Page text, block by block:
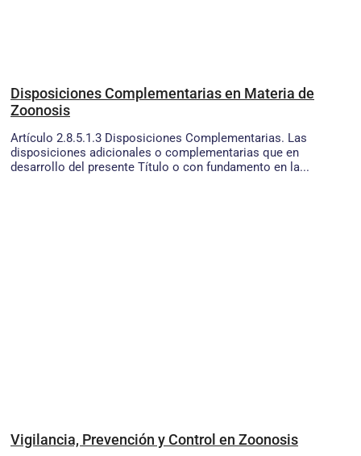
Disposiciones Complementarias en Materia de
Zoonosis
Artículo 2.8.5.1.3 Disposiciones Complementarias. Las
disposiciones adicionales o complementarias que en
desarrollo del presente Título o con fundamento en la...
Vigilancia, Prevención y Control en Zoonosis